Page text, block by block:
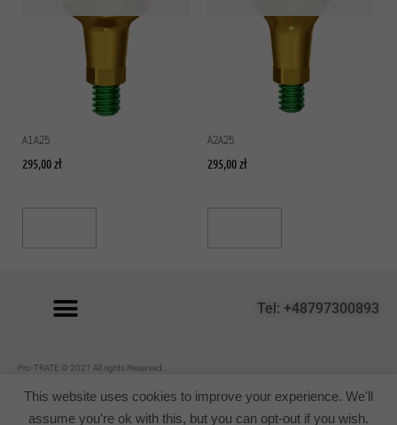
A1A25
295,00zł
A2A25
295,00zł
Tel: +48797300893
Pro-TRATE © 2021 All rights Reserved.
This website uses cookies to improve your experience. We'll
assume you're ok with this, but you can opt-out if you wish.